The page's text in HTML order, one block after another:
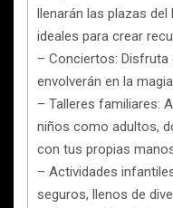
llenarán las plazas
ideales para crear
– Conciertos:
envolverán en la
– Talleres familiares:
niños como adultos,
con tus propias
– Actividades
seguros, llenos de